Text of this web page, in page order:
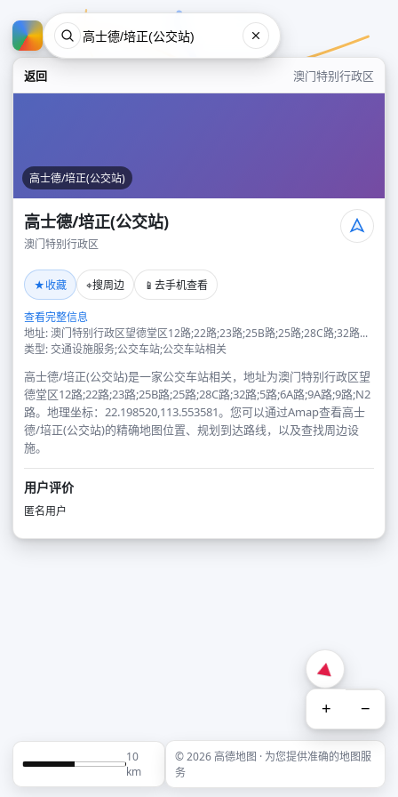
返回 澳门特别行政区
高士德/培正(公交站)
高士德/培正(公交站)
澳门特别行政区
★收藏 ⌖搜周边 📱 去手机查看
查看完整信息
地址: 澳门特别行政区望德堂区12路;22路;23路;25B路;25路;28C路;32路...
类型: 交通设施服务;公交车站;公交车站相关
高士德/培正(公交站)是一家公交车站相关，地址为澳门特别行政区望
德堂区12路;22路;23路;25B路;25路;28C路;32路;5路;6A路;9A路;9路;N2
路。地理坐标：22.198520,113.553581。您可以通过Amap查看高士
德/培正(公交站)的精确地图位置、规划到达路线，以及查找周边设
施。
用户评价
匿名用户
+ −
10
km
© 2026 高德地图 · 为您提供准确的地图服
务